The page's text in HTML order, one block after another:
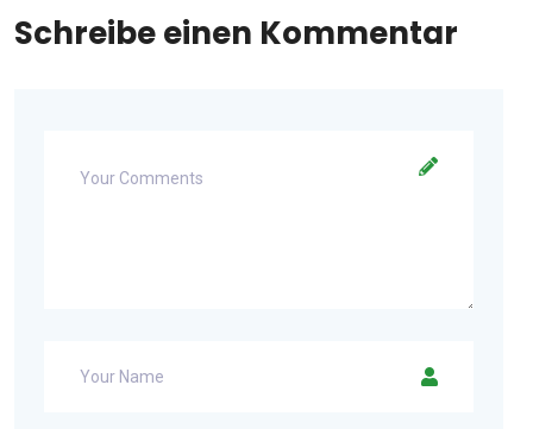
Schreibe einen Kommentar